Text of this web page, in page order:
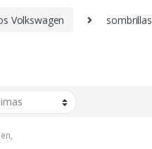
Volkswagen sombrillas
,